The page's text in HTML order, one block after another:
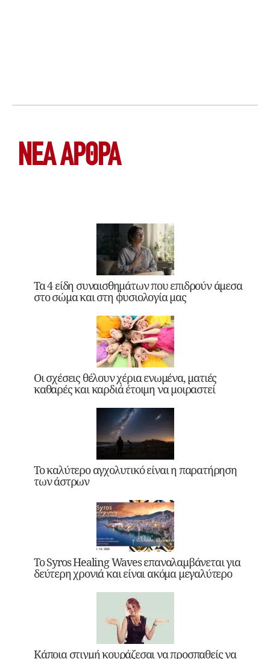
ΝΕΑ ΆΡΘΡΑ
Τα 4 είδη συναισθημάτων που επιδρούν άμεσα
στο σώμα και στη φυσιολογία μας
Οι σχέσεις θέλουν χέρια ενωμένα, ματιές
καθαρές και καρδιά έτοιμη να μοιραστεί
Το καλύτερο αγχολυτικό είναι η παρατήρηση
των άστρων
Το Syros Healing Waves επαναλαμβάνεται για
δεύτερη χρονιά και είναι ακόμα μεγαλύτερο
Κάποια στιγμή κουράζεσαι να προσπαθείς να